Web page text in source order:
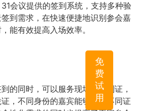
免
费
试
用
会议提供的签到系统，支持多种验
到需求，在快速便捷地识别参会嘉
能有效提高入场效率。
的同时，可以服务现场打印制证，
，不同身份的嘉宾能够进行不同证